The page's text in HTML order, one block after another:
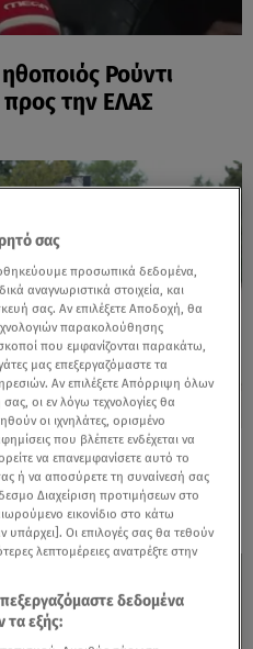
Ρούντι
προς την ΕΛΑΣ
στραμμένο στην
δασών
σας
προσωπικά δεδομένα,
αναγνωριστικά στοιχεία, και
σας. Αν επιλέξετε Αποδοχή, θα
παρακολούθησης
που εμφανίζονται παρακάτω,
μας επεξεργαζόμαστε τα
Αν επιλέξετε Απόρριψη όλων
οι εν λόγω τεχνολογίες θα
οι ιχνηλάτες, ορισμένο
που βλέπετε ενδέχεται να
να επανεμφανίσετε αυτό το
ή να αποσύρετε τη συναίνεσή σας
Διαχείριση προτιμήσεων στο
εικονίδιο στο κάτω
υπάρχει]. Οι επιλογές σας θα τεθούν
λεπτομέρειες ανατρέξτε στην
δεδομένα
τα εξής: